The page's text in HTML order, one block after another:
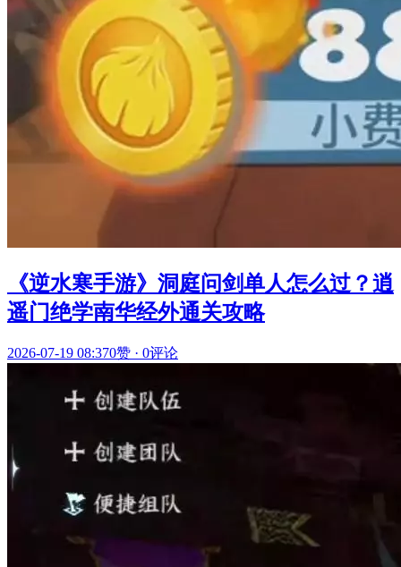
《逆水寒手游》洞庭问剑单人怎么过？逍
遥门绝学南华经外通关攻略
2026-07-19 08:370赞 · 0评论